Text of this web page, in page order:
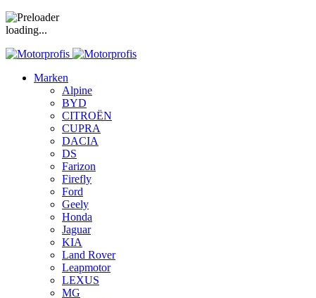
loading...
Marken
Alpine
BYD
CITROËN
CUPRA
DACIA
DS
Farizon
Firefly
Ford
Geely
Honda
Jaguar
KIA
Land Rover
Leapmotor
LEXUS
MG